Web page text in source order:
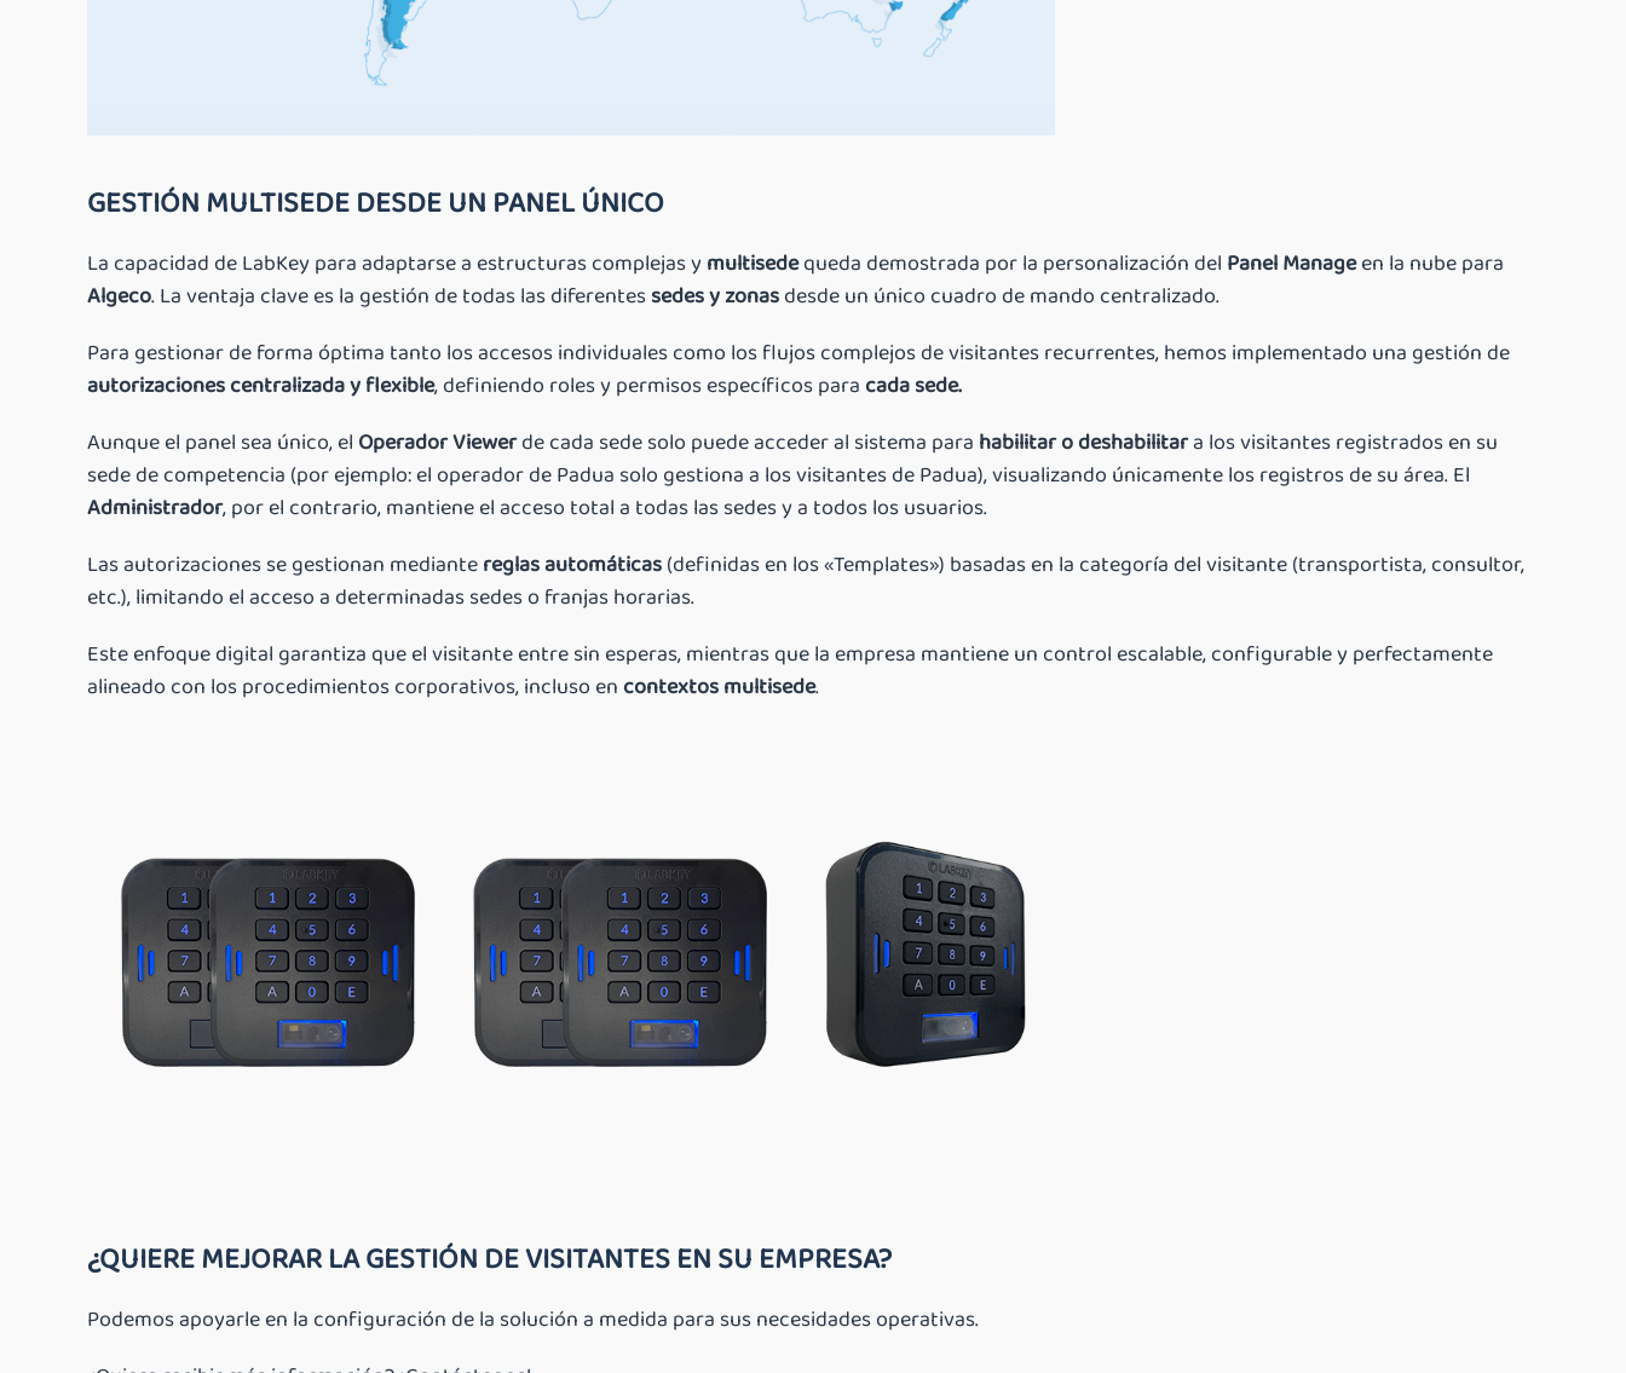
GESTIÓN MULTISEDE DESDE UN PANEL ÚNICO
La capacidad de LabKey para adaptarse a estructuras complejas ymultisedequeda demostrada por la personalización del Panel Manageen la nube para
Algeco. La ventaja clave es la gestión de todas las diferentessedes y zonasdesde un único cuadro de mando centralizado.
Para gestionar de forma óptima tanto los accesos individuales como los flujos complejos de visitantes recurrentes, hemos implementado una gestión de
autorizaciones centralizada y flexible, definiendo roles y permisos específicos para cada sede.
Aunque el panel sea único, el Operador Viewerde cada sede solo puede acceder al sistema para habilitar o deshabilitara los visitantes registrados en su
sede de competencia (por ejemplo: el operador de Padua solo gestiona a los visitantes de Padua), visualizando únicamente los registros de su área. El
Administrador, por el contrario, mantiene el acceso total a todas las sedes y a todos los usuarios.
Las autorizaciones se gestionan mediantereglas automáticas(definidas en los «Templates») basadas en la categoría del visitante (transportista, consultor,
etc.), limitando el acceso a determinadas sedes o franjas horarias.
Este enfoque digital garantiza que el visitante entre sin esperas, mientras que la empresa mantiene un control escalable, configurable y perfectamente
alineado con los procedimientos corporativos, incluso en contextos multisede.
¿QUIERE MEJORAR LA GESTIÓN DE VISITANTES EN SU EMPRESA?
Podemos apoyarle en la configuración de la solución a medida para sus necesidades operativas.